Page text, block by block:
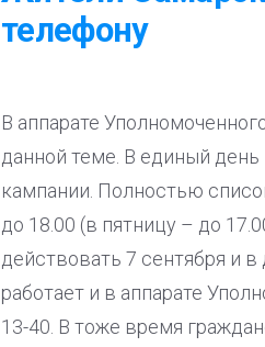
телефону
В аппарате
данной теме. В единый день
кампании. Полностью
до 18.00 (в пятницу – до
действовать 7 сентября и в
работает и в аппарате
13-40. В тоже время